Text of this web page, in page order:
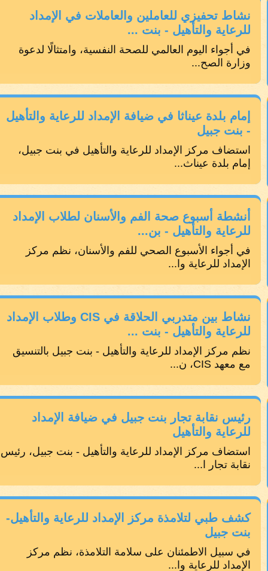
نشاط تحفيزي للعاملين والعاملات في الإمداد
للرعاية والتأهيل - بنت ...
في أجواء اليوم العالمي للصحة النفسية، وامتثالًا لدعوة
وزارة الصح...
إمام بلدة عيناثا في ضيافة الإمداد للرعاية والتأهيل
- بنت جبيل
استضاف مركز الإمداد للرعاية والتأهيل في بنت جبيل،
إمام بلدة عيناث...
أنشطة أسبوع صحة الفم والأسنان لطلاب الإمداد
للرعاية والتأهيل - بن...
في أجواء الأسبوع الصحي للفم والأسنان، نظم مركز
الإمداد للرعاية وا...
نشاط بين متدربي الحلاقة في CIS وطلاب الإمداد
للرعاية والتأهيل - بنت ...
نظم مركز الإمداد للرعاية والتأهيل - بنت جبيل بالتنسيق
مع معهد CIS، ن...
رئيس نقابة تجار بنت جبيل في ضيافة الإمداد
للرعاية والتأهيل
استضاف مركز الإمداد للرعاية والتأهيل - بنت جبيل، رئيس
نقابة تجار ا...
كشف طبي لتلامذة مركز الإمداد للرعاية والتأهيل-
بنت جبيل
في سبيل الاطمئنان على سلامة التلامذة، نظم مركز
الإمداد للرعاية وا...